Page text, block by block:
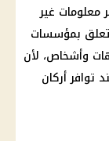
غير
بمؤسسات
وأشخاص، لأن
توافر أركان